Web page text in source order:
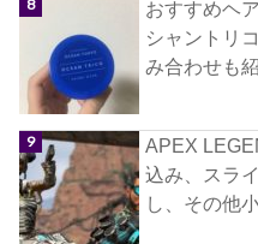
おすすめヘ
シャントリ
み合わせも
APEX
込み、スラ
し、その他